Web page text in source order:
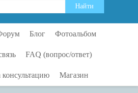
Блог Фотоальбом
FAQ (вопрос/ответ)
консультацию Магазин